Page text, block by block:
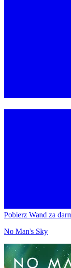
Pobierz Wand za
No Man's Sky